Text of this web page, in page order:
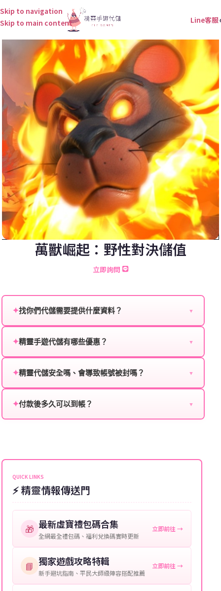
Skip to navigation
Skip to main content
Line客服
萬獸崛起：野性對決儲值
立即詢問
✦找你們代儲需要提供什麼資料？ ▼
服：
角色名稱：您遊戲中的角色名稱。
等級：角色的當前等級。
提供這些信息能幫助我們更快地處理您的代儲需求，確
保您盡享遊戲樂趣！
✦精靈手遊代儲有哪些優惠？ ▼
贈送、大額儲值優惠及節日限定活動，儲值最低6折
✦精靈代儲安全嗎、會導致帳號被封嗎？ ▼
單，不使用外掛程式、非法點數或異常儲值管道。您獲
✦付款後多久可以到帳？ ▼
可直接聯絡客服查詢訂單進度。
QUICK LINKS
⚡ 精靈情報傳送門
🎁 最新虛寶禮包碼合集
全網最全禮包碼、福利兌換碼實時更新
立即前往 →
📘 獨家遊戲攻略特輯
新手避坑指南、平民大師級陣容搭配推薦
立即前往 →